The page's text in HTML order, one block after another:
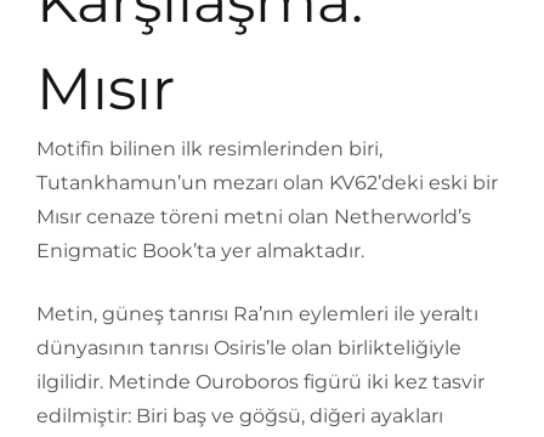
Mısır
Motifin bilinen ilk resimlerinden biri,
Tutankhamun’un mezarı olan KV62’deki eski bir
Mısır cenaze töreni metni olan Netherworld’s
Enigmatic Book’ta yer almaktadır.
Metin, güneş tanrısı Ra’nın eylemleri ile yeraltı
dünyasının tanrısı Osiris’le olan birlikteliğiyle
ilgilidir. Metinde Ouroboros figürü iki kez tasvir
edilmiştir: Biri baş ve göğsü, diğeri ayakları